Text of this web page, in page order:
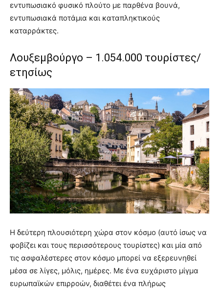
εντυπωσιακό φυσικό πλούτο με παρθένα βουνά,
εντυπωσιακά ποτάμια και καταπληκτικούς
καταρράκτες.
Λουξεμβούργο – 1.054.000 τουρίστες/
ετησίως
Η δεύτερη πλουσιότερη χώρα στον κόσμο (αυτό ίσως να
φοβίζει και τους περισσότερους τουρίστες) και μία από
τις ασφαλέστερες στον κόσμο μπορεί να εξερευνηθεί
μέσα σε λίγες, μόλις, ημέρες. Με ένα ευχάριστο μίγμα
ευρωπαϊκών επιρροών, διαθέτει ένα πλήρως